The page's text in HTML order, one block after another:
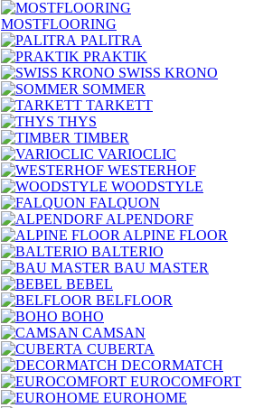
MOSTFLOORING
PALITRA
PRAKTIK
SWISS KRONO
SOMMER
TARKETT
THYS
TIMBER
VARIOCLIC
WESTERHOF
WOODSTYLE
FALQUON
ALPENDORF
ALPINE FLOOR
BALTERIO
BAU MASTER
BEBEL
BELFLOOR
BOHO
CAMSAN
CUBERTA
DECORMATCH
EUROCOMFORT
EUROHOME